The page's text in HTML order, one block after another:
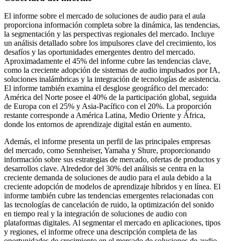
El informe sobre el mercado de soluciones de audio para el aula
proporciona información completa sobre la dinámica, las tendencias,
la segmentación y las perspectivas regionales del mercado. Incluye
un análisis detallado sobre los impulsores clave del crecimiento, los
desafíos y las oportunidades emergentes dentro del mercado.
Aproximadamente el 45% del informe cubre las tendencias clave,
como la creciente adopción de sistemas de audio impulsados ​​por IA,
soluciones inalámbricas y la integración de tecnologías de asistencia.
El informe también examina el desglose geográfico del mercado:
América del Norte posee el 40% de la participación global, seguida
de Europa con el 25% y Asia-Pacífico con el 20%. La proporción
restante corresponde a América Latina, Medio Oriente y África,
donde los entornos de aprendizaje digital están en aumento.
Además, el informe presenta un perfil de las principales empresas
del mercado, como Sennheiser, Yamaha y Shure, proporcionando
información sobre sus estrategias de mercado, ofertas de productos y
desarrollos clave. Alrededor del 30% del análisis se centra en la
creciente demanda de soluciones de audio para el aula debido a la
creciente adopción de modelos de aprendizaje híbridos y en línea. El
informe también cubre las tendencias emergentes relacionadas con
las tecnologías de cancelación de ruido, la optimización del sonido
en tiempo real y la integración de soluciones de audio con
plataformas digitales. Al segmentar el mercado en aplicaciones, tipos
y regiones, el informe ofrece una descripción completa de las